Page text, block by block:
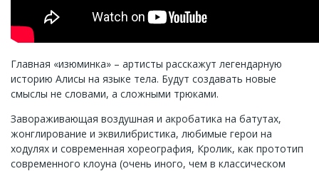
Главная «изюминка» – артисты расскажут легендарную
историю Алисы на языке тела. Будут создавать новые
смыслы не словами, а сложными трюками.
Завораживающая воздушная и акробатика на батутах,
жонглирование и эквилибристика, любимые герои на
ходулях и современная хореография, Кролик, как прототип
современного клоуна (очень иного, чем в классическом